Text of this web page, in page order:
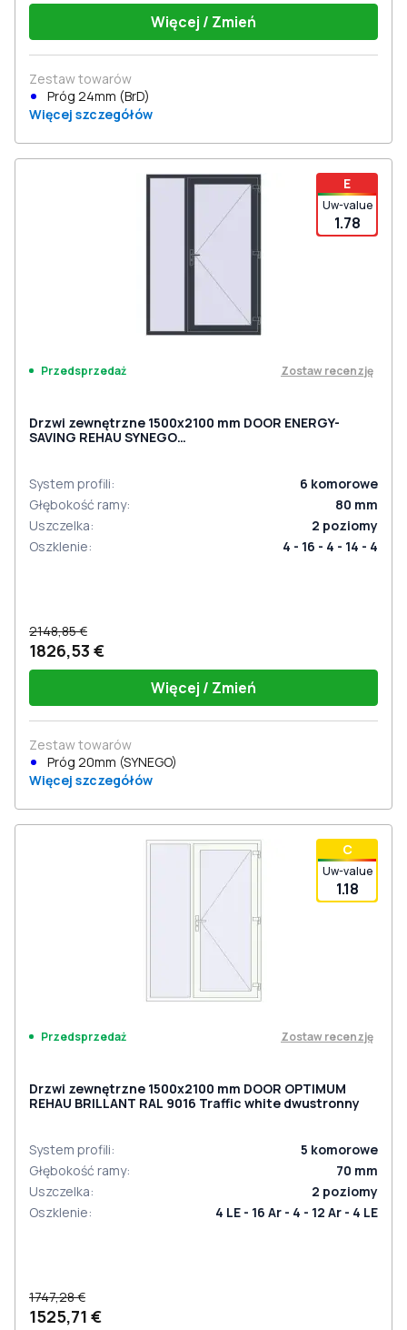
Więcej / Zmień
Zestaw towarów
Próg 24mm (BrD)
Więcej szczegółów
E
Uw-value
1.78
Przedsprzedaż Zostaw recenzję
Drzwi zewnętrzne 1500x2100 mm DOOR ENERGY-
SAVING REHAU SYNEGO
System profili: 6 komorowe
Głębokość ramy: 80 mm
Uszczelka: 2 poziomy
Oszklenie: 4 - 16 - 4 - 14 - 4
2148,85 €
1826,53 €
Więcej / Zmień
Zestaw towarów
Próg 20mm (SYNEGO)
Więcej szczegółów
С
Uw-value
1.18
Przedsprzedaż Zostaw recenzję
Drzwi zewnętrzne 1500x2100 mm DOOR OPTIMUM
REHAU BRILLANT RAL 9016 Traffic white dwustronny
System profili: 5 komorowe
Głębokość ramy: 70 mm
Uszczelka: 2 poziomy
Oszklenie: 4 LE - 16 Ar - 4 - 12 Ar - 4 LE
1747,28 €
1525,71 €